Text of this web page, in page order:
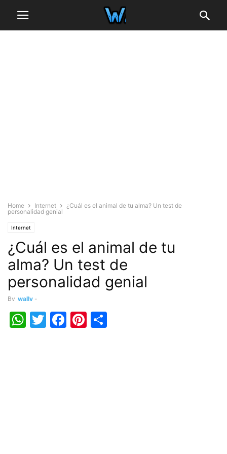
Home Internet
¿Cuál es el animal de tu alma? Un test de
personalidad genial
Internet
¿Cuál es el animal de tu
alma? Un test de
personalidad genial
By wally -
WhatsApp
Twitter
Facebook
Pinterest